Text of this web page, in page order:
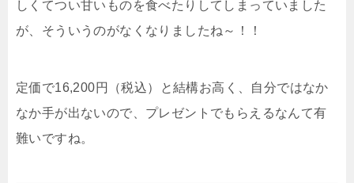
しくてつい甘いものを食べたりしてしまっていました
が、そういうのがなくなりましたね～！！
定価で16,200円（税込）と結構お高く、自分ではなか
なか手が出ないので、プレゼントでもらえるなんて有
難いですね。